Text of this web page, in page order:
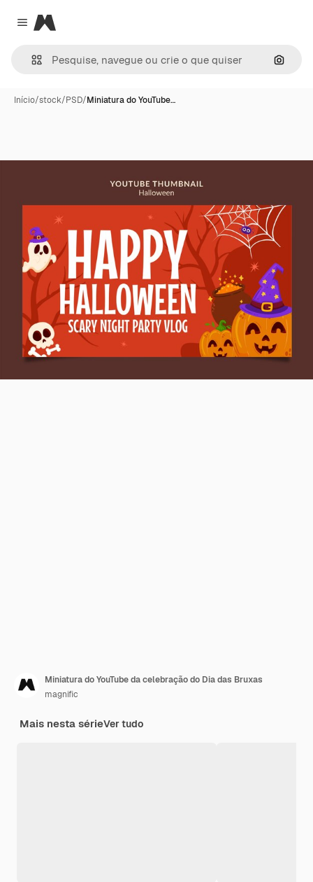
Close menu
Magnific
Início/stock/PSD/Miniatura do YouTube…
Miniatura do YouTube da celebração do Dia das Bruxas
magnific
Mais nesta sérieVer tudo